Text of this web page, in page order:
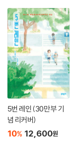
5번 레인 (30만 부 기
념 리커버)
10% 12,600원